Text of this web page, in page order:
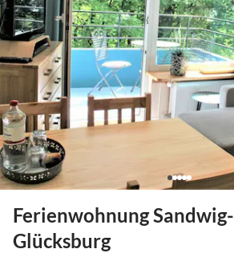
Ferienwohnung
Glücksburg